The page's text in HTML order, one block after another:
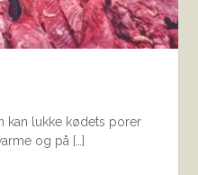
kan lukke kødets porer
og på […]